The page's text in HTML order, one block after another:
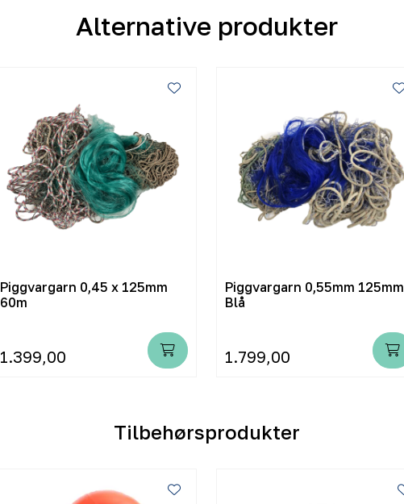
Alternative produkter
Piggvargarn 0,45 x 125mm
60m
1.399,00
Piggvargarn 0,55mm 125mm
Blå
1.799,00
Tilbehørsprodukter